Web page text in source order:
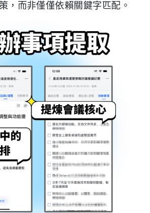
，而非僅僅依賴關鍵字匹配。